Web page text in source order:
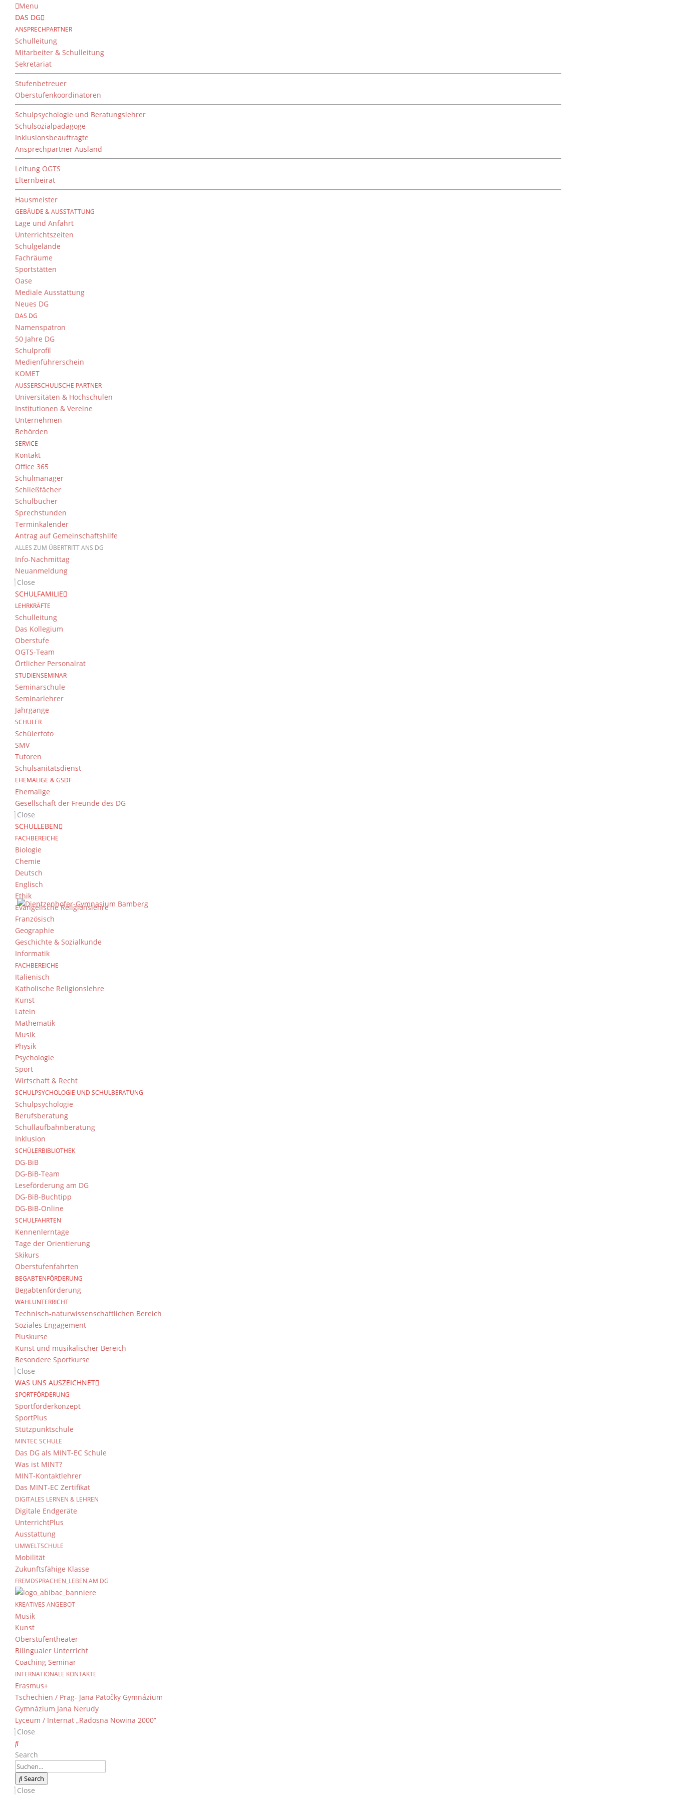
Menu
DAS DG
ANSPRECHPARTNER
Schulleitung
Mitarbeiter & Schulleitung
Sekretariat
Stufenbetreuer
Oberstufenkoordinatoren
Schulpsychologie und Beratungslehrer
Schulsozialpädagoge
Inklusionsbeauftragte
Ansprechpartner Ausland
Leitung OGTS
Elternbeirat
Hausmeister
GEBÄUDE & AUSSTATTUNG
Lage und Anfahrt
Unterrichtszeiten
Schulgelände
Fachräume
Sportstätten
Oase
Mediale Ausstattung
Neues DG
DAS DG
Namenspatron
50 Jahre DG
Schulprofil
Medienführerschein
KOMET
AUSSERSCHULISCHE PARTNER
Universitäten & Hochschulen
Institutionen & Vereine
Unternehmen
Behörden
SERVICE
Kontakt
Office 365
Schulmanager
Schließfächer
Schulbücher
Sprechstunden
Terminkalender
Antrag auf Gemeinschaftshilfe
ALLES ZUM ÜBERTRITT ANS DG
Info-Nachmittag
Neuanmeldung
Close
SCHULFAMILIE
LEHRKRÄFTE
Schulleitung
Das Kollegium
Oberstufe
OGTS-Team
Örtlicher Personalrat
STUDIENSEMINAR
Seminarschule
Seminarlehrer
Jahrgänge
SCHÜLER
Schülerfoto
SMV
Tutoren
Schulsanitätsdienst
EHEMALIGE & GSDF
Ehemalige
Gesellschaft der Freunde des DG
Close
SCHULLEBEN
FACHBEREICHE
Biologie
Chemie
Deutsch
Englisch
Ethik
Evangelische Religionslehre
Französisch
Geographie
Geschichte & Sozialkunde
Informatik
FACHBEREICHE
Italienisch
Katholische Religionslehre
Kunst
Latein
Mathematik
Musik
Physik
Psychologie
Sport
Wirtschaft & Recht
SCHULPSYCHOLOGIE UND SCHULBERATUNG
Schulpsychologie
Berufsberatung
Schullaufbahnberatung
Inklusion
SCHÜLERBIBLIOTHEK
DG-BiB
DG-BiB-Team
Leseförderung am DG
DG-BiB-Buchtipp
DG-BiB-Online
SCHULFAHRTEN
Kennenlerntage
Tage der Orientierung
Skikurs
Oberstufenfahrten
BEGABTENFÖRDERUNG
Begabtenförderung
WAHLUNTERRICHT
Technisch-naturwissenschaftlichen Bereich
Soziales Engagement
Pluskurse
Kunst und musikalischer Bereich
Besondere Sportkurse
Close
WAS UNS AUSZEICHNET
SPORTFÖRDERUNG
Sportförderkonzept
SportPlus
Stützpunktschule
MINTEC SCHULE
Das DG als MINT-EC Schule
Was ist MINT?
MINT-Kontaktlehrer
Das MINT-EC Zertifikat
DIGITALES LERNEN & LEHREN
Digitale Endgeräte
UnterrichtPlus
Ausstattung
UMWELTSCHULE
Mobilität
Zukunftsfähige Klasse
FREMDSPRACHEN_LEBEN AM DG
KREATIVES ANGEBOT
Musik
Kunst
Oberstufentheater
Bilingualer Unterricht
Coaching Seminar
INTERNATIONALE KONTAKTE
Erasmus+
Tschechien / Prag- Jana Patočky Gymnázium
Gymnázium Jana Nerudy
Lyceum / Internat „Radosna Nowina 2000”
Close
Search
Search
Close
Ein echter Uhu im Biosaal
von
Ein echter Uhu im Biosaal – das sorgte nicht nur bei den Schüler*innen der 6c und 6d für Begeisterung, auch vor dem
Fenster blieben DGler staunend stehen.
Heiko Hannig und Juliana Neumayer von der Greifvogelpflegestation in Stettfeld (
heimische Greifvögel und Eulen vorzustellen. Von Turmfalken und Mäusebussarden hatten viele schon einmal gehört.
Arten wie der Wespenbussard, die Rohrweihe oder der Fischadler waren dagegen für viele neu. Die Klassen
begeisterten vor allem die Berichte und Bilder aus der täglichen Arbeit der Vogelschützer. So zum Beispiel die